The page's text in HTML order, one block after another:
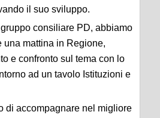
il suo sviluppo.
consiliare PD, abbiamo
una mattina in Regione,
e confronto sul tema con lo
ad un tavolo Istituzioni e
di accompagnare nel migliore